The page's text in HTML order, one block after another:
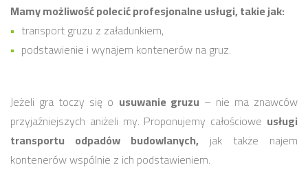
Mamy możliwość polecić profesjonalne usługi, takie jak:
transport gruzu z załadunkiem,
podstawienie i wynajem kontenerów na gruz.
Jeżeli gra toczy się o usuwanie gruzu – nie ma znawców
przyjaźniejszych aniżeli my. Proponujemy całościowe usługi
transportu odpadów budowlanych, jak także najem
kontenerów wspólnie z ich podstawieniem.